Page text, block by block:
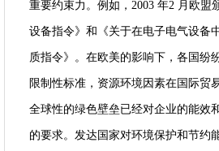
重要约束力。例如，2003 年2 月欧盟
设备指令》和《关于在电子电气设备
质指令》。在欧美的影响下，各国纷
限制性标准，资源环境因素在国际贸
全球性的绿色壁垒已经对企业的能效
的要求。发达国家对环境保护和节约